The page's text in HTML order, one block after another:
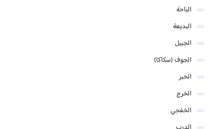
الباحة
البديعة
الجبيل
الجوف (سكاكا)
الخبر
الخرج
الخفجي